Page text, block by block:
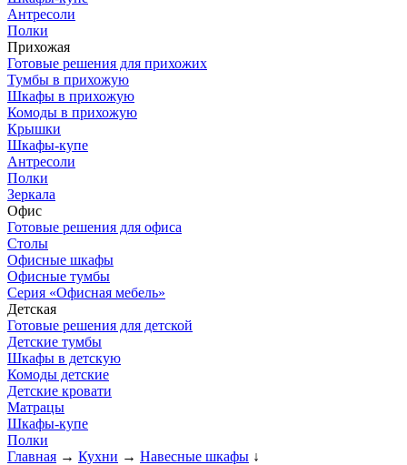
Антресоли
Полки
Прихожая
Готовые решения для прихожих
Тумбы в прихожую
Шкафы в прихожую
Комоды в прихожую
Крышки
Шкафы-купе
Антресоли
Полки
Зеркала
Офис
Готовые решения для офиса
Столы
Офисные шкафы
Офисные тумбы
Серия «Офисная мебель»
Детская
Готовые решения для детской
Детские тумбы
Шкафы в детскую
Комоды детские
Детские кровати
Матрацы
Шкафы-купе
Полки
Главная → Кухни → Навесные шкафы ↓